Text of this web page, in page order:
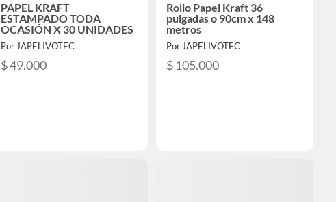
PAPEL KRAFT
ESTAMPADO TODA
OCASIÓN X 30 UNIDADES
Por JAPELIVOTEC
$ 49.000
Rollo Papel Kraft 36
pulgadas o 90cm x 148
metros
Por JAPELIVOTEC
$ 105.000